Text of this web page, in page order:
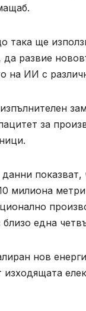
така ще
да развие
на ИИ с
за
показват,
милиона
една
нов
изходящата